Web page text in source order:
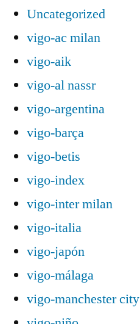
Uncategorized
vigo-ac milan
vigo-aik
vigo-al nassr
vigo-argentina
vigo-barça
vigo-betis
vigo-index
vigo-inter milan
vigo-italia
vigo-japón
vigo-málaga
vigo-manchester city